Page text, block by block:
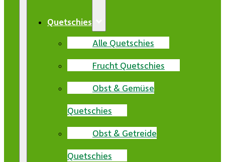
Quetschies
Alle Quetschies
Frucht Quetschies
Obst & Gemüse
Quetschies
Obst & Getreide
Quetschies